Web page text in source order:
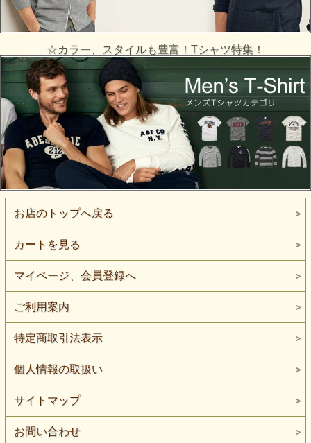
☆カラー、スタイルも豊富！Tシャツ特集！
お店のトップへ戻る
カートを見る
マイページ、会員登録へ
ご利用案内
特定商取引法表示
個人情報の取扱い
サイトマップ
お問い合わせ